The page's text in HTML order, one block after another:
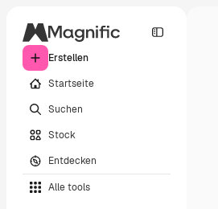
Erstellen
Startseite
Suchen
Stock
Entdecken
Alle tools